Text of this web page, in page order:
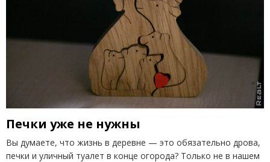
Печки уже не нужны
Вы думаете, что жизнь в деревне — это обязательно дрова,
печки и уличный туалет в конце огорода? Только не в нашем